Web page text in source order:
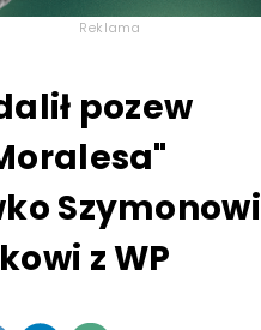
Reklama
pozew
Szymonowi
z WP